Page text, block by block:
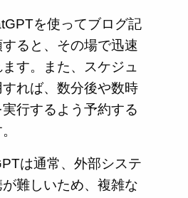
を使ってブログ記
ると、その場で迅速
す。また、スケジュ
れば、数分後や数時
行するよう予約する
は通常、外部システ
難しいため、複雑な